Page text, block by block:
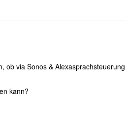
ob via Sonos &
kann?